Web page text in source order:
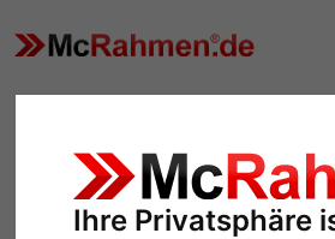
Ihre Privatsphäre